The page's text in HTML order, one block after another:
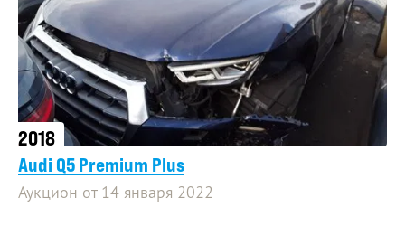
2018
Audi Q5 Premium Plus
Аукцион от 14 января 2022